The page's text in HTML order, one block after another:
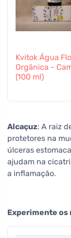
Kvitok Água
Orgânica -
(100 ml)
Alcaçuz: A raiz
protetores na
úlceras
ajudam na
a inflamação.
Experimente